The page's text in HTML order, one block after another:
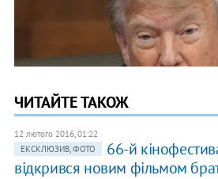
ЧИТАЙТЕ ТАКОЖ
12 лютого 2016, 01:22
ЕКСКЛЮЗИВ, ФОТО
66-й
відкрився новим фільмом